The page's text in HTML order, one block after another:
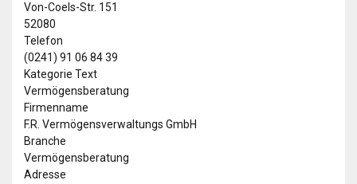
Von-Coels-Str. 151
52080
Telefon
(0241) 91 06 84 39
Kategorie Text
Vermögensberatung
Firmenname
F.R. Vermögensverwaltungs GmbH
Branche
Vermögensberatung
Adresse